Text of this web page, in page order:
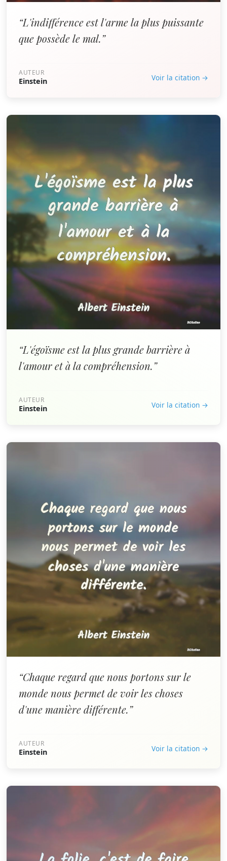
“L'indifférence est l'arme la plus puissante
que possède le mal.”
AUTEUR
Einstein Voir la citation →
“L'égoïsme est la plus grande barrière à
l'amour et à la compréhension.”
AUTEUR
Einstein Voir la citation →
“Chaque regard que nous portons sur le
monde nous permet de voir les choses
d'une manière différente.”
AUTEUR
Einstein Voir la citation →